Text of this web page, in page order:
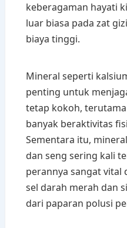
keberagaman hayati
luar biasa pada zat
biaya tinggi.
Mineral seperti
penting untuk
tetap kokoh,
banyak beraktivitas
Sementara itu,
dan seng sering kali
perannya sangat vital
sel darah merah dan
dari paparan polusi